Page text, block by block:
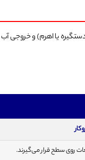
یا اهرم) و خروجی
روی سطح قرار می‌گیرند.